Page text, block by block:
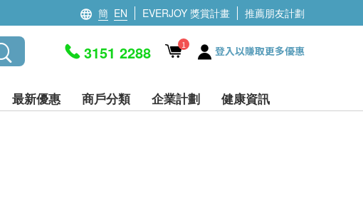
簡 EN EVERJOY 獎賞計畫 推薦朋友計劃
3151 2288 1 登入以賺取更多優惠
最新優惠 商戶分類 企業計劃 健康資訊